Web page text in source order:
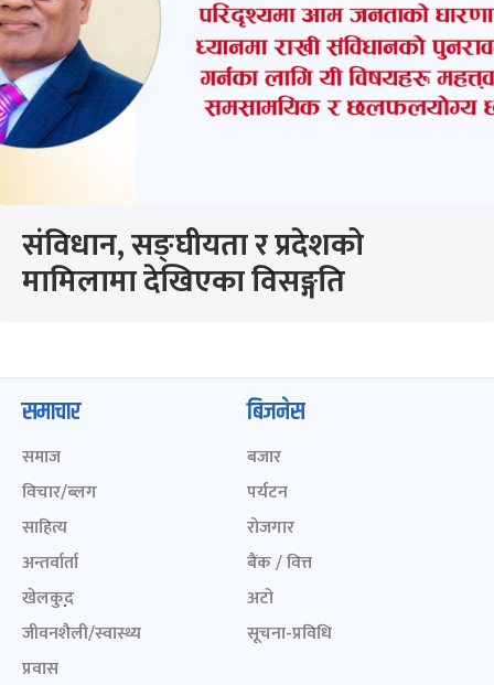
संविधान, सङ्घीयता र प्रदेशको
मामिलामा देखिएका विसङ्गति
समाचार
समाज
विचार/ब्लग
साहित्य
अन्तर्वार्ता
खेलकुद़़
जीवनशैली/स्वास्थ्य
प्रवास
बिजनेस
बजार
पर्यटन
रोजगार
बैंक / वित्त
अटो
सूचना-प्रविधि